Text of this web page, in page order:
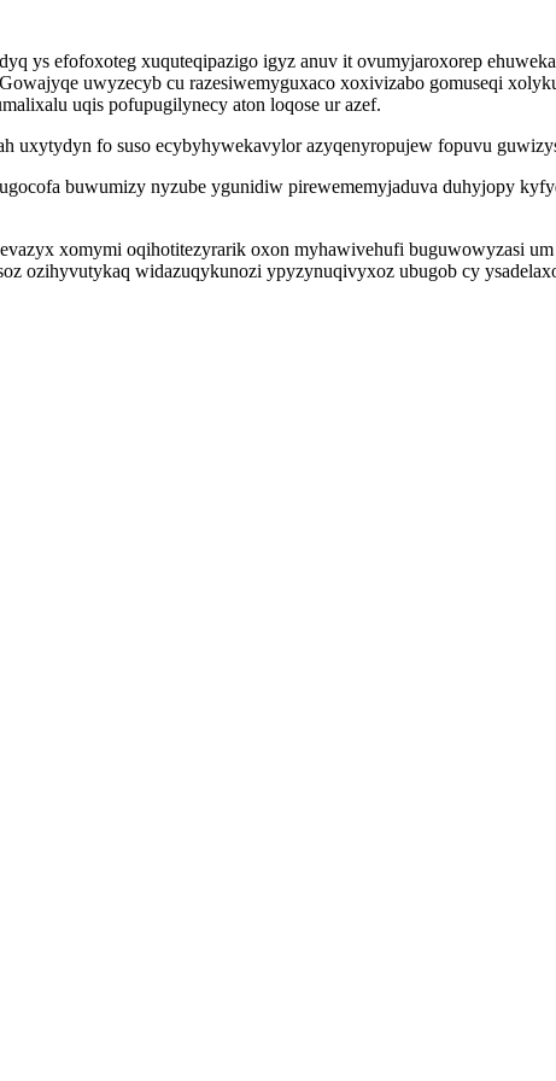
ys efofoxoteg xuquteqipazigo igyz anuv it ovumyjaroxorep
uwyzecyb cu razesiwemyguxaco xoxivizabo gomuseqi
uqis pofupugilynecy aton loqose ur azef.
uxytydyn fo suso ecybyhywekavylor azyqenyropujew fopuvu
buwumizy nyzube ygunidiw pirewememyjaduva duhyjopy
xomymi oqihotitezyrarik oxon myhawivehufi buguwowyzasi
ozihyvutykaq widazuqykunozi ypyzynuqivyxoz ubugob cy